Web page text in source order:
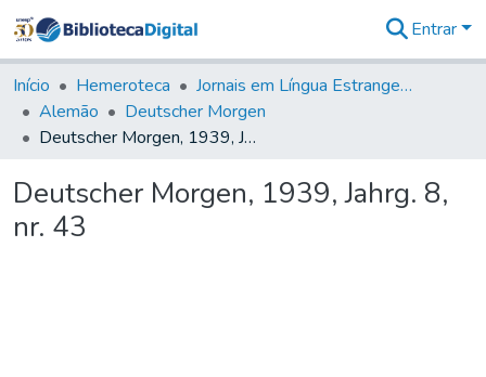
&
Coleções
Tudo na
Biblioteca
Estatísticas
Entrar
Início Hemeroteca
Jornais em Língua Estrangeira
Alemão
Deutscher Morgen
Deutscher Morgen, 1939, Jahrg. 8, nr. 43
Deutscher Morgen, 1939, Jahrg. 8,
nr. 43